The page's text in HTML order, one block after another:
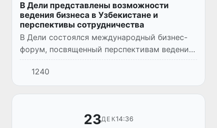
В Дели представлены возможности
ведения бизнеса в Узбекистане и
перспективы сотрудничества
В Дели состоялся международный бизнес-
форум, посвященный перспективам ведения
бизнеса в странах Центральной Азии,
Карибского бассейна и Африки,
организатором которого выступила ком...
1240
23ДЕК14:36